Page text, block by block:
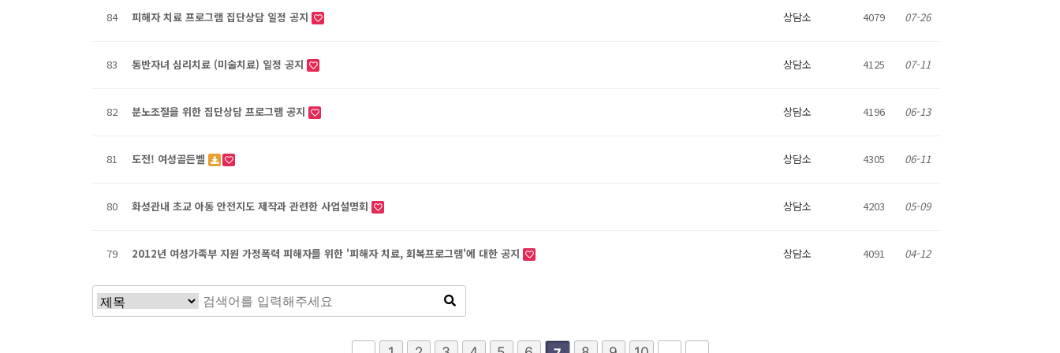
84 피해자 치료 프로그램 집단상담 일정 공지 상담소 4079 07-26
83 동반자녀 심리치료 (미술치료) 일정 공지 상담소 4125 07-11
82 분노조절을 위한 집단상담 프로그램 공지 상담소 4196 06-13
81 도전! 여성골든벨 상담소 4305 06-11
80 화성관내 초교 아동 안전지도 제작과 관련한 사업설명회 상담소 4203 05-09
79 2012년 여성가족부 지원 가정폭력 피해자를 위한 '피해자 치료, 회복프로그램'에 대한 공지 상담소 4091 04-12